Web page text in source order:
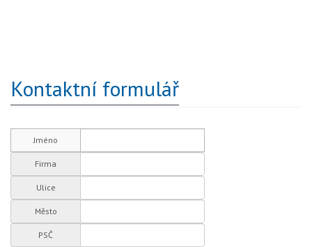
Kontaktní formulář
Jméno
Firma
Ulice
Město
PSČ